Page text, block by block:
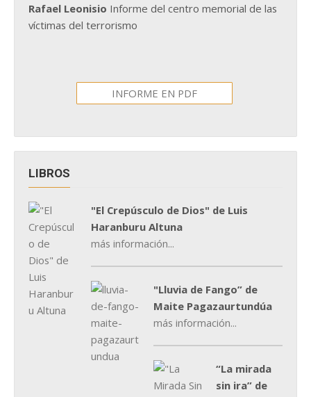
Rafael Leonisio Informe del centro memorial de las
víctimas del terrorismo
INFORME EN PDF
LIBROS
"El Crepúsculo de Dios" de Luis
Haranburu Altuna
más información...
"Lluvia de Fango” de
Maite Pagazaurtundúa
más información...
“La mirada
sin ira” de